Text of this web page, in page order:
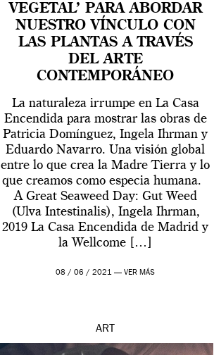
VEGETAL’ PARA ABORDAR
NUESTRO VÍNCULO CON
LAS PLANTAS A TRAVÉS
DEL ARTE
CONTEMPORÁNEO
La naturaleza irrumpe en La Casa
Encendida para mostrar las obras de
Patricia Domínguez, Ingela Ihrman y
Eduardo Navarro. Una visión global
entre lo que crea la Madre Tierra y lo
que creamos como especia humana.
A Great Seaweed Day: Gut Weed
(Ulva Intestinalis), Ingela Ihrman,
2019 La Casa Encendida de Madrid y
la Wellcome […]
08 / 06 / 2021 —VER MÁS
ART